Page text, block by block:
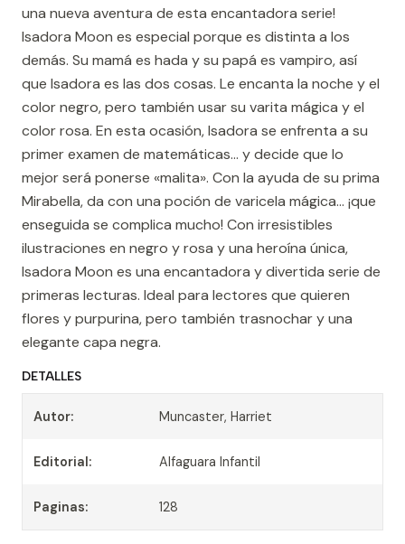
una nueva aventura de esta encantadora serie!
Isadora Moon es especial porque es distinta a los
demás. Su mamá es hada y su papá es vampiro, así
que Isadora es las dos cosas. Le encanta la noche y el
color negro, pero también usar su varita mágica y el
color rosa. En esta ocasión, Isadora se enfrenta a su
primer examen de matemáticas... y decide que lo
mejor será ponerse «malita». Con la ayuda de su prima
Mirabella, da con una poción de varicela mágica... ¡que
enseguida se complica mucho! Con irresistibles
ilustraciones en negro y rosa y una heroína única,
Isadora Moon es una encantadora y divertida serie de
primeras lecturas. Ideal para lectores que quieren
flores y purpurina, pero también trasnochar y una
elegante capa negra.
DETALLES
Autor: Muncaster, Harriet
Editorial: Alfaguara Infantil
Paginas: 128